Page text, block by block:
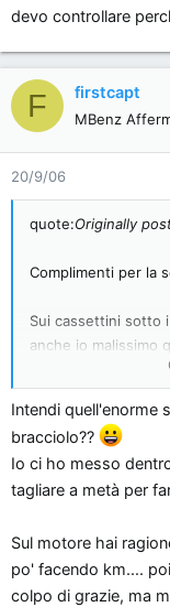
devo controllare
F firstcapt
MBenz
20/9/06
quote:Originally
Complimenti per la
Sui cassettini sotto
anche io malissimo
nulla... e anche lo
centrale è proprio...
Comunque la B è
delusione il
inizia a slegarsi...
Intendi quell'enorme
bracciolo??
Io ci ho messo
tagliare a metà per
Sul motore hai
po' facendo km....
colpo di grazie, ma